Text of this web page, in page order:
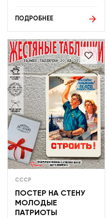
ПОДРОБНЕЕ
СССР
ПОСТЕР НА СТЕНУ
МОЛОДЫЕ
ПАТРИОТЫ